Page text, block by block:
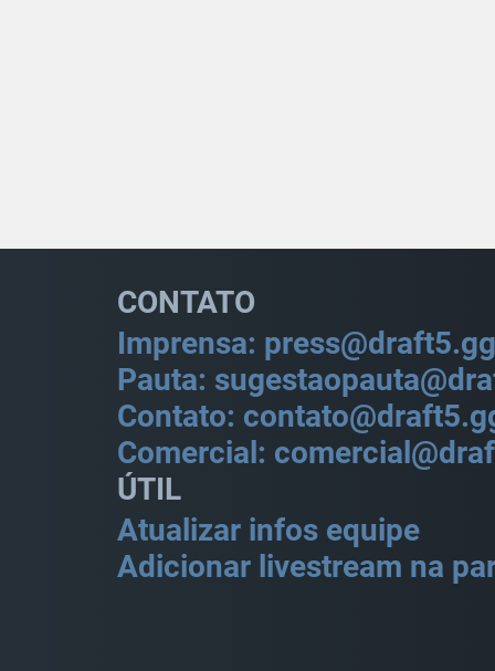
CONTATO
Imprensa: press@draft5.gg
Pauta:
Contato:
Comercial:
ÚTIL
Atualizar infos equipe
Adicionar livestream na